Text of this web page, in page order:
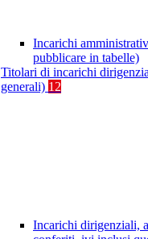
Incarichi
pubblicare in tabelle)
Titolari di incarichi
generali) 12
Incarichi dirigenziali,